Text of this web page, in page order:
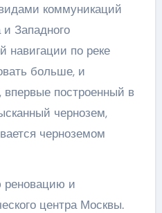
коммуникаций
и Западного
навигации по реке
больше, и
построенный в
чернозем,
черноземом
реновацию и
центра Москвы.